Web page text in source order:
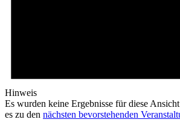
Hinweis
Es wurden keine Ergebnisse für diese
es zu den nächsten bevorstehenden